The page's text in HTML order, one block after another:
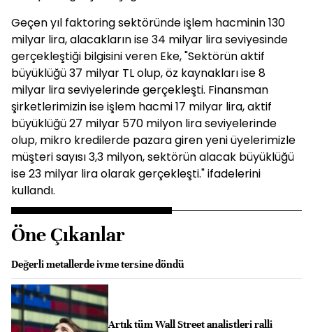
Geçen yıl faktoring sektöründe işlem hacminin 130
milyar lira, alacakların ise 34 milyar lira seviyesinde
gerçekleştiği bilgisini veren Eke, "Sektörün aktif
büyüklüğü 37 milyar TL olup, öz kaynakları ise 8
milyar lira seviyelerinde gerçekleşti. Finansman
şirketlerimizin ise işlem hacmi 17 milyar lira, aktif
büyüklüğü 27 milyar 570 milyon lira seviyelerinde
olup, mikro kredilerde pazara giren yeni üyelerimizle
müşteri sayısı 3,3 milyon, sektörün alacak büyüklüğü
ise 23 milyar lira olarak gerçekleşti." ifadelerini
kullandı.
Öne Çıkanlar
Değerli metallerde ivme tersine döndü
Artık tüm Wall Street analistleri ralli